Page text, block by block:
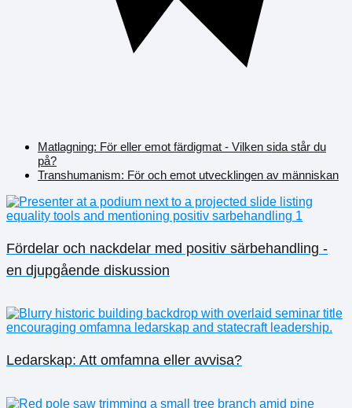
Matlagning: För eller emot färdigmat - Vilken sida står du
på?
Transhumanism: För och emot utvecklingen av människan
Fördelar och nackdelar med positiv särbehandling -
en djupgående diskussion
Ledarskap: Att omfamna eller avvisa?